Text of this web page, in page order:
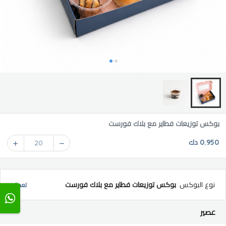
بوكس توزيعات فطاير مع بلاك فورست
0.950 دك 20
نوع البوكس: بوكس توزيعات فطاير مع بلاك فورست تعديل
عصير